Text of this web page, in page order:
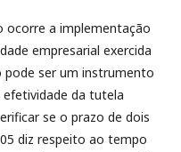
ocorre a implementação
empresarial exercida
ser um instrumento
da tutela
se o prazo de dois
diz respeito ao tempo